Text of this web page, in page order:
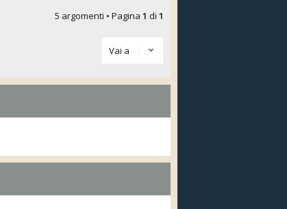
5 argomenti • Pagina 1 di 1
Vai a